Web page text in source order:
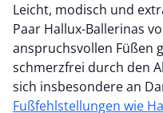
Leicht, modisch und
Paar Hallux-Ballerinas
anspruchsvollen Füßen
schmerzfrei durch den
sich insbesondere an
Fußfehlstellungen wie